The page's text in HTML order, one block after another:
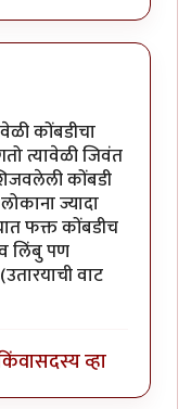
कोंबडीचा
त्यावेळी जिवंत
कोंबडी
ज्यादा
फक्त कोंबडीच
लिंबु पण
वाट
सदस्य व्हा